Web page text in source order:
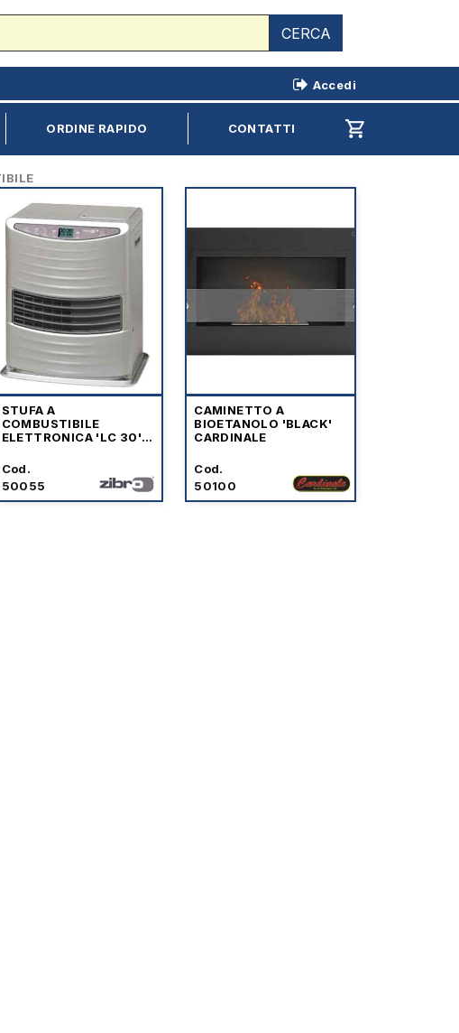
CERCA
Accedi
ORDINE RAPIDO CONTATTI shopping_cart
STUFA A
COMBUSTIBILE
ELETTRONICA 'LC 30'
Cod.
50055
CAMINETTO A
BIOETANOLO 'BLACK'
CARDINALE
Cod.
50100